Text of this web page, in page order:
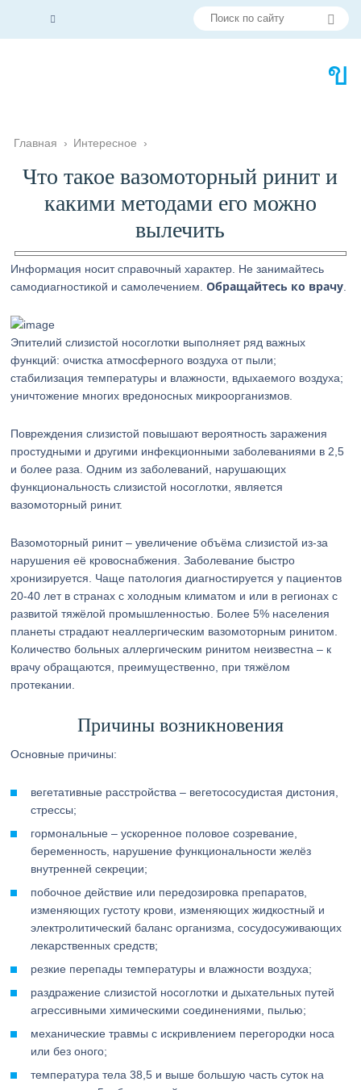
Главная › Интересное ›
Что такое вазомоторный ринит и
какими методами его можно
вылечить
Информация носит справочный характер. Не занимайтесь
самодиагностикой и самолечением.Обращайтесь ко врачу
Эпителий слизистой носоглотки выполняет ряд важных
функций: очистка атмосферного воздуха от пыли;
стабилизация температуры и влажности, вдыхаемого воздуха;
уничтожение многих вредоносных микроорганизмов.
Повреждения слизистой повышают вероятность заражения
простудными и другими инфекционными заболеваниями в 2,5
и более раза. Одним из заболеваний, нарушающих
функциональность слизистой носоглотки, является
вазомоторный ринит.
Вазомоторный ринит – увеличение объёма слизистой из-за
нарушения её кровоснабжения. Заболевание быстро
хронизируется. Чаще патология диагностируется у пациентов
20-40 лет в странах с холодным климатом и или в регионах с
развитой тяжёлой промышленностью. Более 5% населения
планеты страдают неаллергическим вазомоторным ринитом.
Количество больных аллергическим ринитом неизвестна – к
врачу обращаются, преимущественно, при тяжёлом
протекании.
Причины возникновения
Основные причины:
вегетативные расстройства – вегетососудистая дистония,
стрессы;
гормональные – ускоренное половое созревание,
беременность, нарушение функциональности желёз
внутренней секреции;
побочное действие или передозировка препаратов,
изменяющих густоту крови, изменяющих жидкостный и
электролитический баланс организма, сосудосуживающих
лекарственных средств;
резкие перепады температуры и влажности воздуха;
раздражение слизистой носоглотки и дыхательных путей
агрессивными химическими соединениями, пылью;
механические травмы с искривлением перегородки носа
или без оного;
температура тела 38,5 и выше большую часть суток на